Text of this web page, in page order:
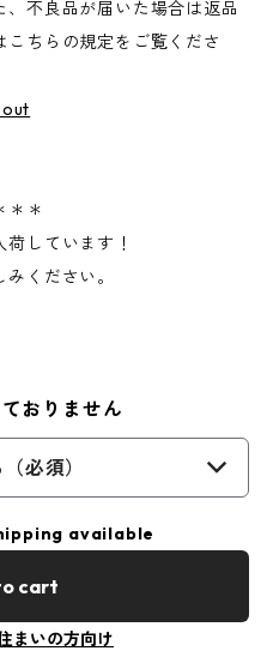
、不良品が届いた場合は返品
ちらの規定をご覧くださ
＊＊
しています！
ください。
おりません
必須）
available
cart
まいの方向け